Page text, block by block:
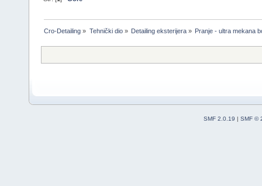
Cro-Detailing » Tehnički dio» Detailing eksterijera» Pranje - ultra mekana
SMF 2.0.19 | SMF ©